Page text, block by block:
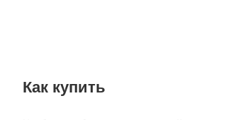
Как купить